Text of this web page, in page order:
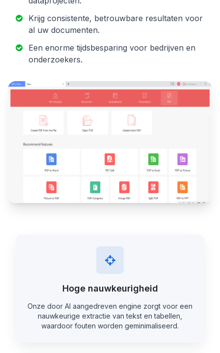
Krijg consistente, betrouwbare resultaten voor
al uw documenten.
Een enorme tijdsbesparing voor bedrijven en
onderzoekers.
Hoge nauwkeurigheid
Onze door AI aangedreven engine zorgt voor een
nauwkeurige extractie van tekst en tabellen,
waardoor fouten worden geminimaliseerd.